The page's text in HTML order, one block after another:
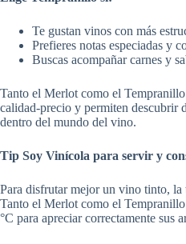
Te gustan vinos con más
Prefieres notas especiadas y
Buscas acompañar carnes y
Tanto el Merlot como el
calidad-precio y permiten descubrir
dentro del mundo del vino.
Tip Soy Vinícola para servir y
Para disfrutar mejor un vino tinto,
Tanto el Merlot como el
°C para apreciar correctamente sus